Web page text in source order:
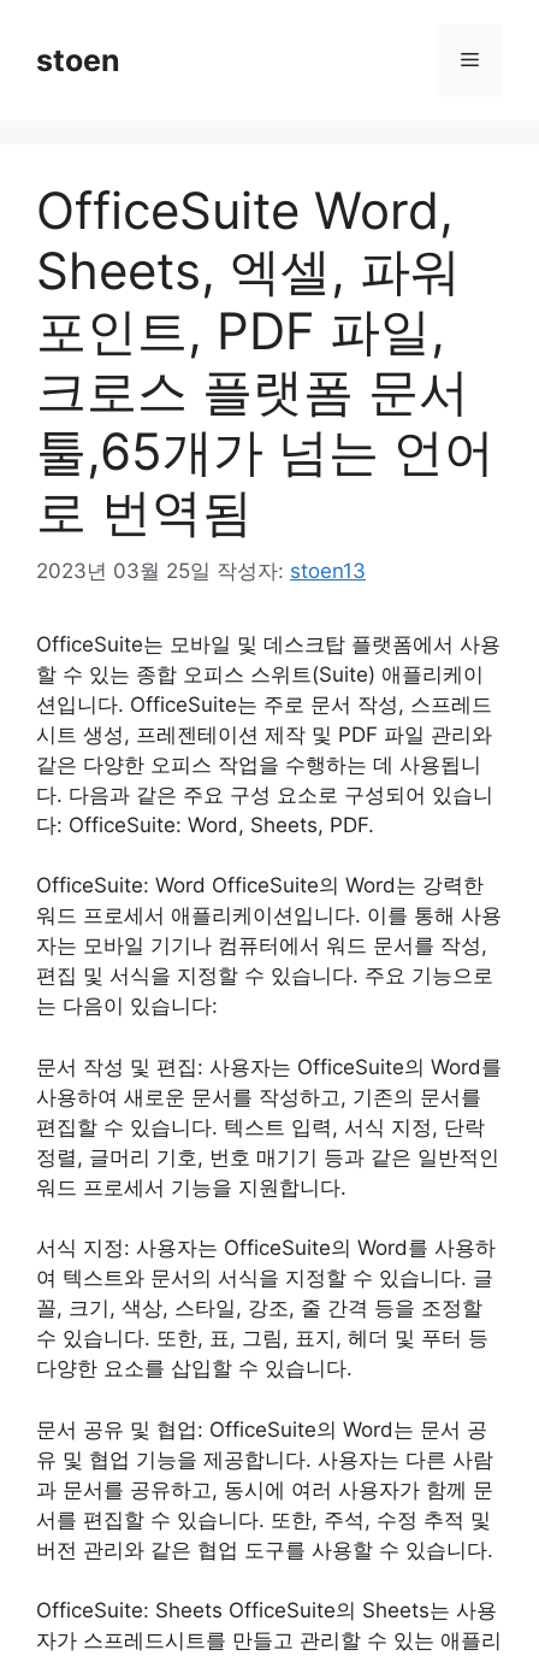
stoen 메
OfficeSuite Word,
Sheets, 엑셀, 파워
포인트, PDF 파일,
크로스 플랫폼 문서
툴,65개가 넘는 언어
로 번역됨
2023년 03월 25일 작성자: stoen13
OfficeSuite는 모바일 및 데스크탑 플랫폼에서 사용
할 수 있는 종합 오피스 스위트(Suite) 애플리케이
션입니다. OfficeSuite는 주로 문서 작성, 스프레드
시트 생성, 프레젠테이션 제작 및 PDF 파일 관리와
같은 다양한 오피스 작업을 수행하는 데 사용됩니
다. 다음과 같은 주요 구성 요소로 구성되어 있습니
다: OfficeSuite: Word, Sheets, PDF.
OfficeSuite: Word OfficeSuite의 Word는 강력한
워드 프로세서 애플리케이션입니다. 이를 통해 사용
자는 모바일 기기나 컴퓨터에서 워드 문서를 작성,
편집 및 서식을 지정할 수 있습니다. 주요 기능으로
는 다음이 있습니다:
문서 작성 및 편집: 사용자는 OfficeSuite의 Word를
사용하여 새로운 문서를 작성하고, 기존의 문서를
편집할 수 있습니다. 텍스트 입력, 서식 지정, 단락
정렬, 글머리 기호, 번호 매기기 등과 같은 일반적인
워드 프로세서 기능을 지원합니다.
서식 지정: 사용자는 OfficeSuite의 Word를 사용하
여 텍스트와 문서의 서식을 지정할 수 있습니다. 글
꼴, 크기, 색상, 스타일, 강조, 줄 간격 등을 조정할
수 있습니다. 또한, 표, 그림, 표지, 헤더 및 푸터 등
다양한 요소를 삽입할 수 있습니다.
문서 공유 및 협업: OfficeSuite의 Word는 문서 공
유 및 협업 기능을 제공합니다. 사용자는 다른 사람
과 문서를 공유하고, 동시에 여러 사용자가 함께 문
서를 편집할 수 있습니다. 또한, 주석, 수정 추적 및
버전 관리와 같은 협업 도구를 사용할 수 있습니다.
OfficeSuite: Sheets OfficeSuite의 Sheets는 사용
자가 스프레드시트를 만들고 관리할 수 있는 애플리